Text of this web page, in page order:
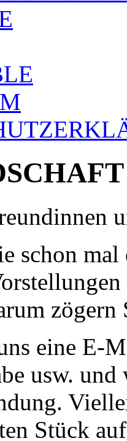
schon
zögern
eine E-
usw.
Stück